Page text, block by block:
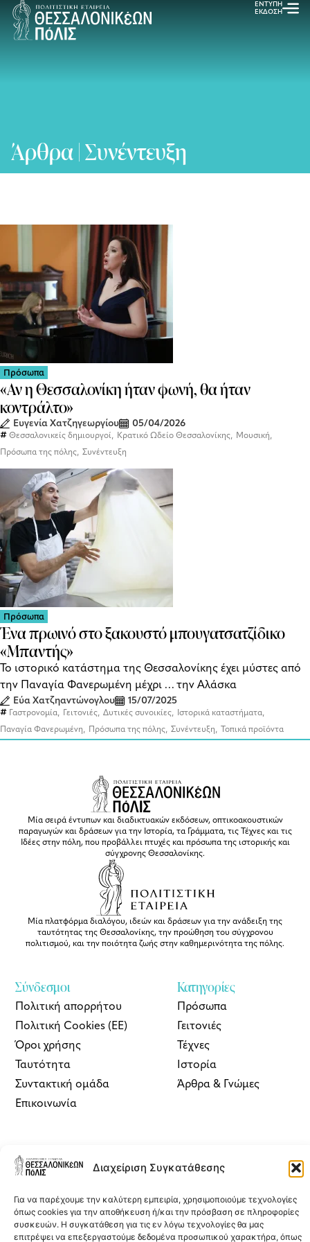
Διαχείριση Συγκατάθεσης
Για να παρέχουμε την καλύτερη εμπειρία, χρησιμοποιούμε τεχνολογίες
όπως cookies για την αποθήκευση ή/και την πρόσβαση σε πληροφορίες
συσκευών. Η συγκατάθεση για τις εν λόγω τεχνολογίες θα μας
επιτρέψει να επεξεργαστούμε δεδομένα προσωπικού χαρακτήρα, όπως
ΕΝΤΥΠΗ
ΕΚΔΟΣΗ
Άρθρα | Συνέντευξη
Πρόσωπα
«Αν η Θεσσαλονίκη ήταν φωνή, θα ήταν
κοντράλτο»
Ευγενία Χατζηγεωργίου 05/04/2026
Θεσσαλονικείς δημιουργοί, Κρατικό Ωδείο Θεσσαλονίκης, Μουσική,
Πρόσωπα της πόλης, Συνέντευξη
Πρόσωπα
Ένα πρωινό στο ξακουστό μπουγατσατζίδικο
«Μπαντής»
Το ιστορικό κατάστημα της Θεσσαλονίκης έχει μύστες από
την Παναγία Φανερωμένη μέχρι … την Αλάσκα
Εύα Χατζηαντώνογλου 15/07/2025
Γαστρονομία, Γειτονιές, Δυτικές συνοικίες, Ιστορικά καταστήματα,
Παναγία Φανερωμένη, Πρόσωπα της πόλης, Συνέντευξη, Τοπικά προϊόντα
Μία σειρά έντυπων και διαδικτυακών εκδόσεων, οπτικοακουστικών
παραγωγών και δράσεων για την Ιστορία, τα Γράμματα, τις Τέχνες και τις
Ιδέες στην πόλη, που προβάλλει πτυχές και πρόσωπα της ιστορικής και
σύγχρονης Θεσσαλονίκης.
Μία πλατφόρμα διαλόγου, ιδεών και δράσεων για την ανάδειξη της
ταυτότητας της Θεσσαλονίκης, την προώθηση του σύγχρονου
πολιτισμού, και την ποιότητα ζωής στην καθημερινότητα της πόλης.
Σύνδεσμοι
Πολιτική απορρήτου
Πολιτική Cookies (ΕΕ)
Όροι χρήσης
Ταυτότητα
Συντακτική ομάδα
Επικοινωνία
Κατηγορίες
Πρόσωπα
Γειτονιές
Τέχνες
Ιστορία
Άρθρα & Γνώμες
Εγγραφείτε στο newsletter τουΘεσσαλονικέων Πόλις
δωρεάν για να
λαμβάνετε στο inbox σας πρωτογενή ρεπορτάζ για την πόλη, άρθρα,
συνεντεύξεις και επιλογές από την έντυπη και διαδικτυακή έκδοση
του περιοδικού.